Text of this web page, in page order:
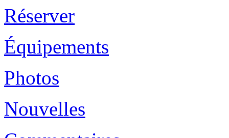
Réserver
Équipements
Photos
Nouvelles